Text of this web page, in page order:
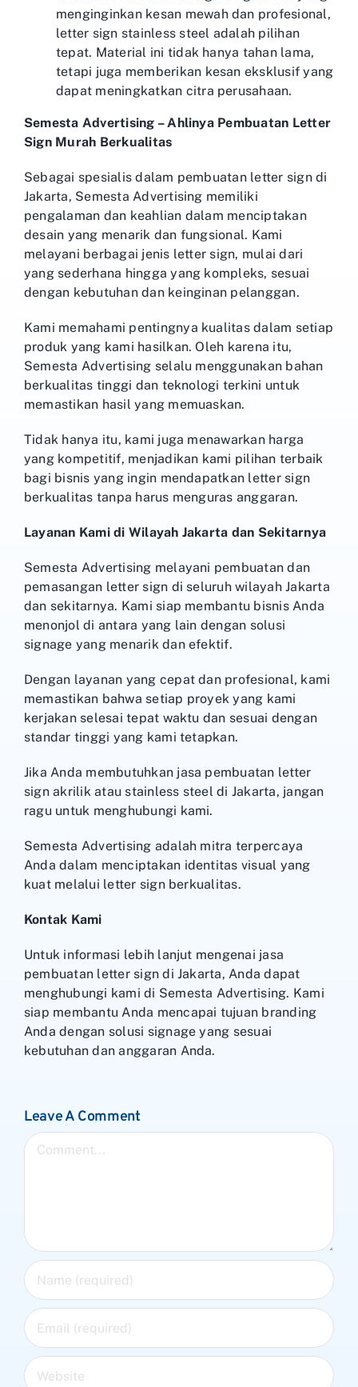
menginginkan kesan mewah dan profesional,
letter sign stainless steel adalah pilihan
tepat. Material ini tidak hanya tahan lama,
tetapi juga memberikan kesan eksklusif yang
dapat meningkatkan citra perusahaan.
Semesta Advertising – Ahlinya Pembuatan Letter
Sign Murah Berkualitas
Sebagai spesialis dalam pembuatan letter sign di
Jakarta, Semesta Advertising memiliki
pengalaman dan keahlian dalam menciptakan
desain yang menarik dan fungsional. Kami
melayani berbagai jenis letter sign, mulai dari
yang sederhana hingga yang kompleks, sesuai
dengan kebutuhan dan keinginan pelanggan.
Kami memahami pentingnya kualitas dalam setiap
produk yang kami hasilkan. Oleh karena itu,
Semesta Advertising selalu menggunakan bahan
berkualitas tinggi dan teknologi terkini untuk
memastikan hasil yang memuaskan.
Tidak hanya itu, kami juga menawarkan harga
yang kompetitif, menjadikan kami pilihan terbaik
bagi bisnis yang ingin mendapatkan letter sign
berkualitas tanpa harus menguras anggaran.
Layanan Kami di Wilayah Jakarta dan Sekitarnya
Semesta Advertising melayani pembuatan dan
pemasangan letter sign di seluruh wilayah Jakarta
dan sekitarnya. Kami siap membantu bisnis Anda
menonjol di antara yang lain dengan solusi
signage yang menarik dan efektif.
Dengan layanan yang cepat dan profesional, kami
memastikan bahwa setiap proyek yang kami
kerjakan selesai tepat waktu dan sesuai dengan
standar tinggi yang kami tetapkan.
Jika Anda membutuhkan jasa pembuatan letter
sign akrilik atau stainless steel di Jakarta, jangan
ragu untuk menghubungi kami.
Semesta Advertising adalah mitra terpercaya
Anda dalam menciptakan identitas visual yang
kuat melalui letter sign berkualitas.
Kontak Kami
Untuk informasi lebih lanjut mengenai jasa
pembuatan letter sign di Jakarta, Anda dapat
menghubungi kami di Semesta Advertising. Kami
siap membantu Anda mencapai tujuan branding
Anda dengan solusi signage yang sesuai
kebutuhan dan anggaran Anda.
Leave A Comment
Comment